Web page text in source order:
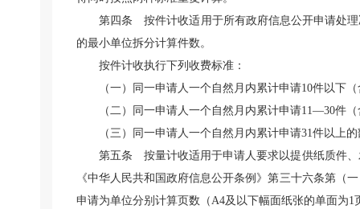
第四条 按件计收适用于所有政府信息公开申请处
的最小单位拆分计算件数。
按件计收执行下列收费标准：
（一）同一申请人一个自然月内累计申请10件以下
（二）同一申请人一个自然月内累计申请11—30件
（三）同一申请人一个自然月内累计申请31件以上
第五条 按量计收适用于申请人要求以提供纸质件
《中华人民共和国政府信息公开条例》第三十六条第（
申请为单位分别计算页数（A4及以下幅面纸张的单面为